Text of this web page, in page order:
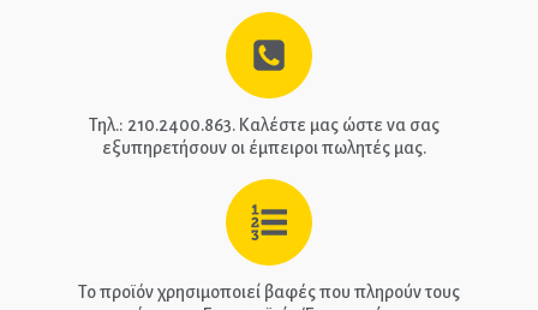
Τηλ.: 210.2400.863. Καλέστε μας ώστε να σας
εξυπηρετήσουν οι έμπειροι πωλητές μας.
Το προϊόν χρησιμοποιεί βαφές που πληρούν τους